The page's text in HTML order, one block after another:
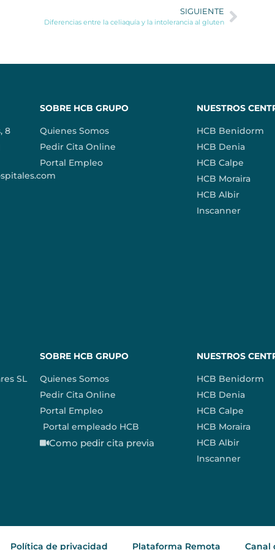
SIGUIENTE
Diferencias entre la celiaquía y la intolerancia al gluten
8
SOBRE HCB GRUPO
Quienes Somos
Pedir Cita Online
Portal Empleo
NUESTROS
HCB Benidorm
HCB Denia
HCB Calpe
HCB Moraira
HCB Albir
Inscanner
SL
SOBRE HCB GRUPO
Quienes Somos
Pedir Cita Online
Portal Empleo
Portal empleado HCB
Como pedir cita previa
NUESTROS
HCB Benidorm
HCB Denia
HCB Calpe
HCB Moraira
HCB Albir
Inscanner
Política de privacidad Plataforma Remota Canal